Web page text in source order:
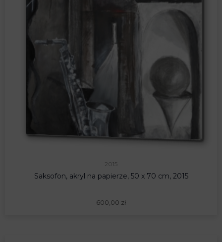
2015
Saksofon, akryl na papierze, 50 x 70 cm, 2015
600,00 zł